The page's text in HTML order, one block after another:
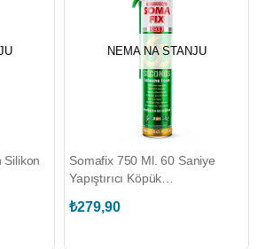
Silikon
NEMA NA STANJU
Somafix 750 Ml. 60 Saniye
Yapıştırıcı Köpük
₺279,90